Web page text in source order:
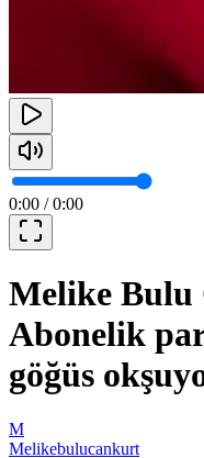
0:00 /0:00
Melike
Abonelik
göğüs
M
Melikebulucankurt